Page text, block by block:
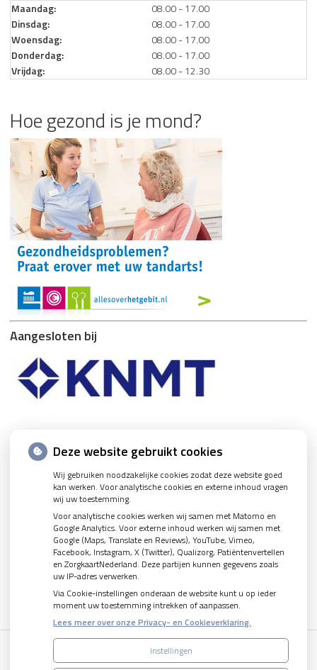
Maandag:
08.00 - 17.00
Dinsdag:
08.00 - 17.00
Woensdag:
08.00 - 17.00
Donderdag:
08.00 - 17.00
Vrijdag:
08.00 - 12.30
Hoe gezond is je mond?
Aangesloten bij
Nieuws
Let op: valse Infomedics-mails over openstaande rekening
Tanden bleken? Laat het veilig doen!
Gezond tandvlees: de basis voor een gezonde mond
Naar de tandarts in het buitenland? Wees op je hoede!
(Mond)zorgkosten gemaakt in 2025? Check of die aftrekbaar zijn
Deze website gebruikt cookies
Wij gebruiken noodzakelijke cookies zodat deze website goed
kan werken. Voor analytische cookies en externe inhoud vragen
wij uw toestemming.
Voor analytische cookies werken wij samen met Matomo en
Google Analytics. Voor externe inhoud werken wij samen met
Google (Maps, Translate en Reviews), YouTube, Vimeo,
Facebook, Instagram, X (Twitter), Qualizorg, Patiëntenvertellen
en ZorgkaartNederland. Deze partijen kunnen gegevens zoals
uw IP-adres verwerken.
Via Cookie-instellingen onderaan de website kunt u op ieder
moment uw toestemming intrekken of aanpassen.
Lees meer over onze Privacy- en Cookieverklaring.
Instellingen